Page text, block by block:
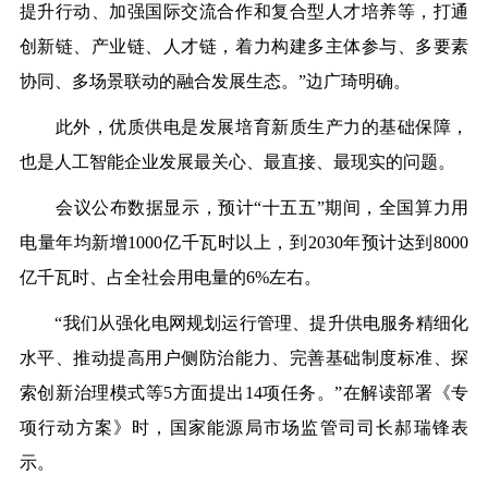
提升行动、加强国际交流合作和复合型人才培养等，打通
创新链、产业链、人才链，着力构建多主体参与、多要素
协同、多场景联动的融合发展生态。”边广琦明确。
此外，优质供电是发展培育新质生产力的基础保障，
也是人工智能企业发展最关心、最直接、最现实的问题。
会议公布数据显示，预计“十五五”期间，全国算力用
电量年均新增1000亿千瓦时以上，到2030年预计达到8000
亿千瓦时、占全社会用电量的6%左右。
“我们从强化电网规划运行管理、提升供电服务精细化
水平、推动提高用户侧防治能力、完善基础制度标准、探
索创新治理模式等5方面提出14项任务。”在解读部署《专
项行动方案》时，国家能源局市场监管司司长郝瑞锋表
示。